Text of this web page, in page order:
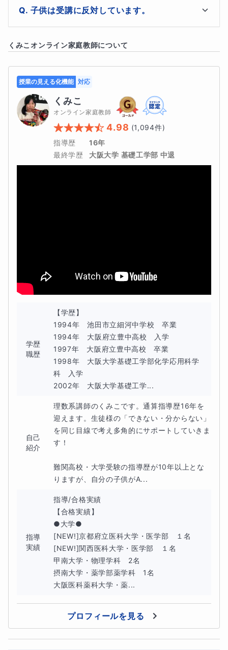
めにするものです。信頼関係を築きながら、少しずつ一歩
◆コース内容◆
・１回75分 （月４回）
授業ではホワイトボードを使用します。
※Googleミートを使用します。Googleアカウントにログ
インした状態でお入りください。
ご希望に応じて保護者の方との二者面談も可能です。
・マナリンクの宿題管理機能を使った学習管理
最初の3か月は自習管理機能の方で管理いたします。
◆授業以外のサポート◆
・理解度に合わせた“特製”宿題
学校の課題が難しく感じている状態からのスタートですか
ら、学校の提出課題は個別にサポートしながら、一人でも
そうして「これなら出来る」を積み重ねて自信も得点力も
基本的に２ヶ月に一回学習の進捗などをお伝えする目的
で実施いたしますが、ご家庭からのご要望があれば月１
回まで可能です。
子供は受講に反対しています。
本人も「何とかしなければ」と思っていらっしゃるはず
ぐらいの気軽な感じで受けてみられるのも良いと思いま
す。
くみこオンライン家庭教師について
授業の見える化機能 対応
くみこ
オンライン家庭教師
4.98 (1,094件)
指導歴
16年
最終学歴
大阪大学 基礎工学部 中退
学歴
職歴
【学歴】
1994年　池田市立細河中学校　卒業
1994年　大阪府立豊中高校　入学
1997年　大阪府立豊中高校　卒業
1998年　大阪大学基礎工学部化学応用科学
科　入学
2002年　大阪大学基礎工学...
自己
紹介
理数系講師のくみこです。通算指導歴16年を
迎えます。生徒様の「できない・分からない」
を同じ目線で考え多角的にサポートしていきま
す！
難関高校・大学受験の指導歴が10年以上とな
りますが、自分の子供がA...
指導
実績
指導/合格実績
【合格実績】
●大学●
[NEW!]京都府立医科大学・医学部　１名
[NEW!]関西医科大学・医学部　１名
甲南大学・物理学科　2名
摂南大学・薬学部薬学科　1名
大阪医科薬科大学・薬...
プロフィールを見る